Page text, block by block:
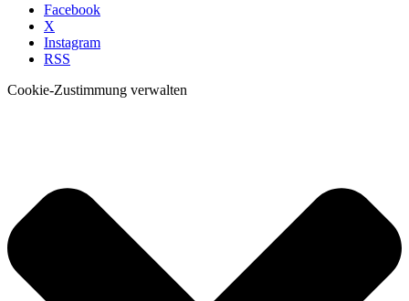
Facebook
X
Instagram
RSS
Cookie-Zustimmung verwalten